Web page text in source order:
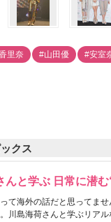
里奈 #山田優 #安室
クス
んと学ぶ 日常に潜
って海外の話だと思ってま
川島海荷さんと学ぶリアル